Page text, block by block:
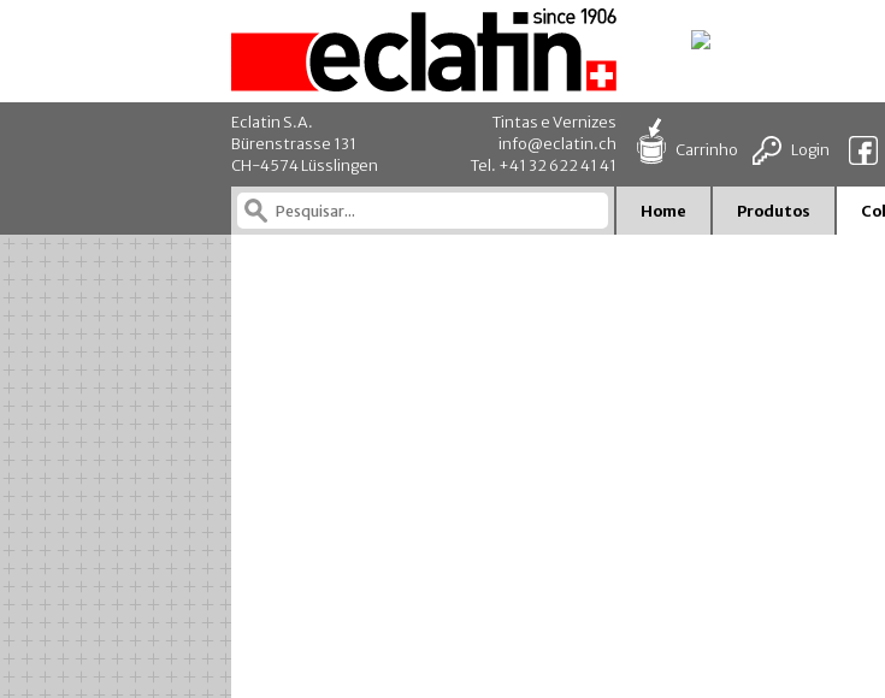
Eclatin S.A.
Bürenstrasse 131
CH-4574 Lüsslingen
Tintas e Vernizes
info@eclatin.ch
Tel. +41 32 622 41 41
Carrinho Login
Home Produtos